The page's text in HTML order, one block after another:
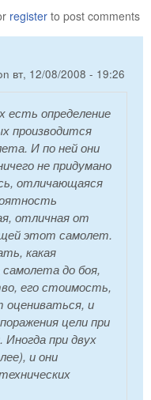
register to post comments
вт, 12/08/2008 - 19:26
есть определение
производится
И по ней они
не придумано
отличающаяся
отличная от
этот самолет.
какая
до боя,
его стоимость,
оцениваться, и
цели при
при двух
и они